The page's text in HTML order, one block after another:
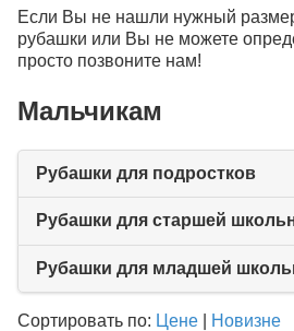
Если Вы не нашли нужный
рубашки или Вы не можете
просто позвоните нам!
Мальчикам
Рубашки для подростков
Рубашки для старшей
Рубашки для младшей
Сортировать по: Цене Новизне